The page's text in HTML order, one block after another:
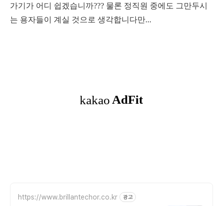
가기가 어디 쉽겠습니까??? 물론 정직원 중에도 그만두시
는 용자들이 계실 것으로 생각합니다만...
https://www.brillantechor.co.kr 광고